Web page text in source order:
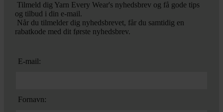
Tilmeld dig Yarn Every Wear's nyhedsbrev og få gode tips
og tilbud i din e-mail.
Når du tilmelder dig nyhedsbrevet, får du samtidig en
rabatkode med dit første nyhedsbrev.
E-mail:
Fornavn: